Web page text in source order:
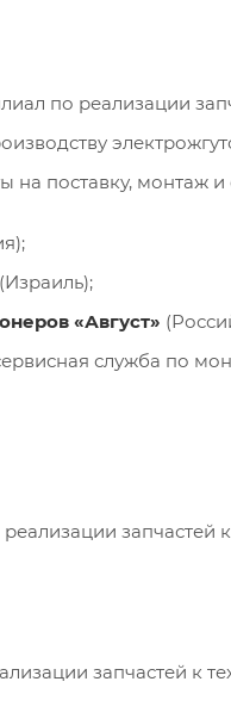
по реализации
на поставку, монтаж
(Израиль);
«Август»
служба по
запчастей
запчастей к